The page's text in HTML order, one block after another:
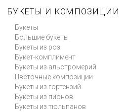
БУКЕТЫ И КОМПОЗИЦИИ
Букеты
Большие букеты
Букеты из роз
Букет-комплимент
Букеты из альстромерий
Цветочные композиции
Букеты из гортензий
Букеты из пионов
Букеты из тюльпанов